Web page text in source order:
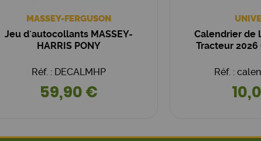
MASSEY-FERGUSON
Jeu d´autocollants MASSEY-
HARRIS PONY
Réf. : DECALMHP
59,90 €
Calendrier de
Tracteur 2026
Réf. :